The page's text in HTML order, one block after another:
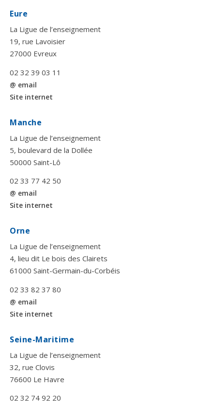
Eure
La Ligue de l’enseignement
19, rue Lavoisier
27000 Evreux
02 32 39 03 11
@ email
Site internet
Manche
La Ligue de l’enseignement
5, boulevard de la Dollée
50000 Saint-Lô
02 33 77 42 50
@ email
Site internet
Orne
La Ligue de l’enseignement
4, lieu dit Le bois des Clairets
61000 Saint-Germain-du-Corbéis
02 33 82 37 80
@ email
Site internet
Seine-Maritime
La Ligue de l’enseignement
32, rue Clovis
76600 Le Havre
02 32 74 92 20